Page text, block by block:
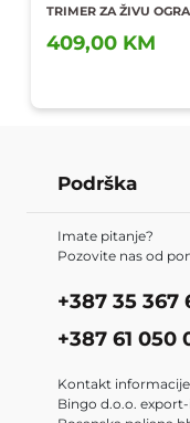
TRIMER ZA ŽIVU
409,00 KM
Dodaj u
Podrška
Imate pitanje?
Pozovite nas od
+387 35 367
+387 61 050
Kontakt informacije
Bingo d.o.o.